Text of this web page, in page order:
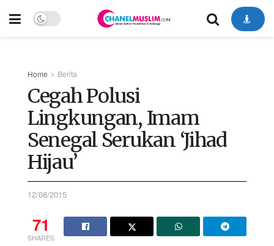
Home Berita
Cegah Polusi
Lingkungan, Imam
Senegal Serukan ‘Jihad
Hijau’
12/08/2015
71
SHARES